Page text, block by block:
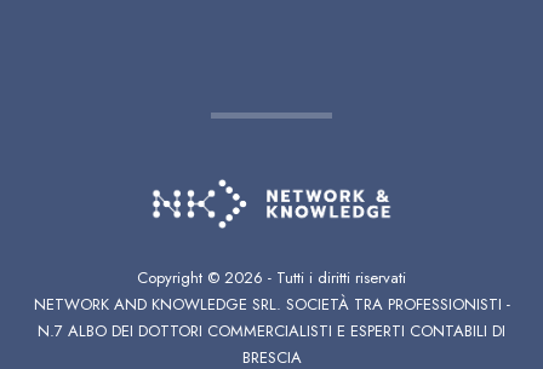
Copyright © 2026 - Tutti i diritti riservati
NETWORK AND KNOWLEDGE SRL. SOCIETÀ TRA PROFESSIONISTI -
N.7 ALBO DEI DOTTORI COMMERCIALISTI E ESPERTI CONTABILI DI
BRESCIA